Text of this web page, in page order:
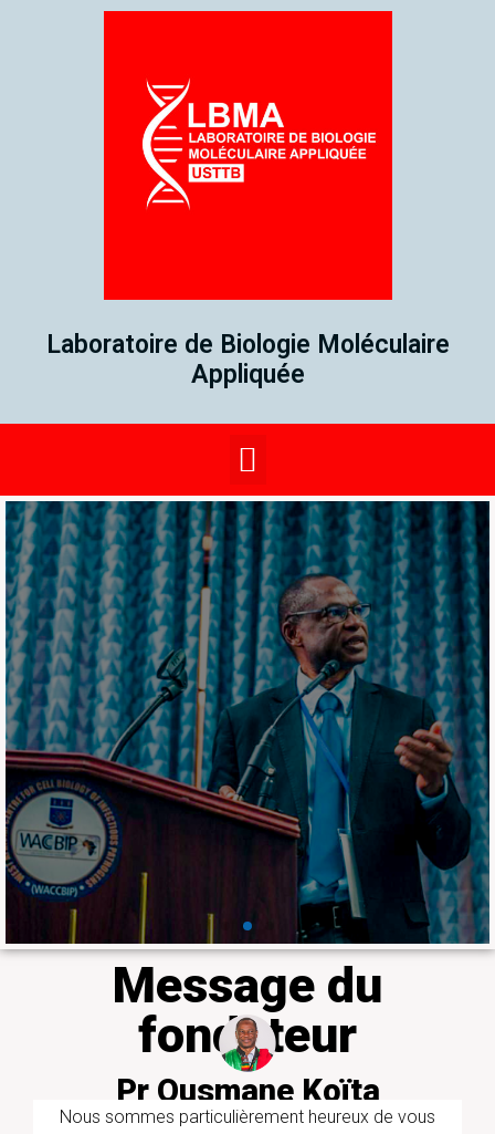
Laboratoire de Biologie Moléculaire
Appliquée
Ensemble, nous
pouvons faire briller la
recherche en
médecine tropicale et
en agriculture en
Afrique
Le Laboratoire fait partie du 𝐝𝐮 𝐡𝐚𝐮𝐭
𝐂𝐨𝐥𝐥𝐞̀𝐠𝐞 𝐝𝐞𝐬 𝐛𝐨𝐮𝐫𝐬𝐢𝐞𝐫𝐬 𝐢𝐧𝐭𝐞𝐫𝐧𝐚𝐭𝐢𝐨𝐧𝐚𝐮𝐱
𝐝𝐢𝐬𝐭𝐢𝐧𝐠𝐮𝐞́𝐬 𝐝𝐞 𝐥𝐚 𝐒𝐨𝐜𝐢𝐞́𝐭𝐞́ 𝐚𝐦𝐞́𝐫𝐢𝐜𝐚𝐢𝐧𝐞 𝐝𝐞
𝐦𝐞́𝐝𝐞𝐜𝐢𝐧𝐞 𝐭𝐫𝐨𝐩𝐢𝐜𝐚𝐥𝐞 𝐞𝐭 𝐝'𝐡𝐲𝐠𝐢𝐞̀𝐧𝐞 à travers
Professeur Ousmane Koïta
En savoir plus
Message du
fondateur
Pr Ousmane Koïta
PharmD/PhD PARASITOLOGIE
MOLECULAIRE
Nous sommes particulièrement heureux de vous